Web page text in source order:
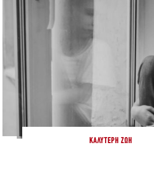
ΚΑΛΎΤΕΡΗ ΖΩΉ